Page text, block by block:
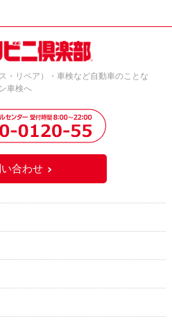
・リペア）・車検など自動車のことな
車検へ
合わせ